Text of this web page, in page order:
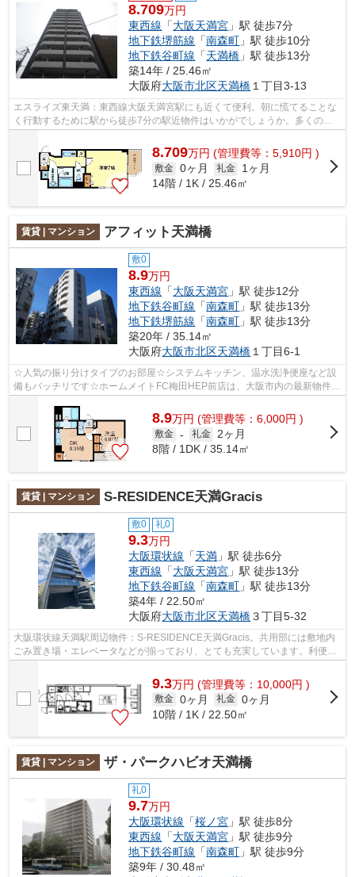
8.709万円
東西線 「大阪天満宮 」駅 徒歩7分
地下鉄堺筋線 「南森町 」駅 徒歩10分
地下鉄谷町線 「天満橋 」駅 徒歩13分
築14年 / 25.46㎡
大阪府大阪市北区天満橋 １丁目3-13
エスライズ東天満：東西線大阪天満宮駅にも近くて便利。朝に慌てることな
く行動するために駅から徒歩7分の駅近物件はいかがでしょうか。多くの方
がこだわる、陽の当りが良好で快適な物...
8.709万円 (管理費等：5,910円 )
敷金 0ヶ月 礼金
1ヶ月
14階 / 1K / 25.46㎡
賃貸 | マンション アフィット天満橋
敷0
8.9万円
東西線 「大阪天満宮 」駅 徒歩12分
地下鉄谷町線 「南森町 」駅 徒歩13分
地下鉄堺筋線 「南森町 」駅 徒歩13分
築20年 / 35.14㎡
大阪府大阪市北区天満橋 １丁目6-1
☆人気の振り分けタイプのお部屋☆システムキッチン、温水洗浄便座など設
備もバッチリです☆ホームメイトFC梅田HEP前店は、大阪市内の最新物件情
報を網羅しております。地域密着のホーム...
8.9万円 (管理費等：6,000円 )
敷金 - 礼金
2ヶ月
8階 / 1DK / 35.14㎡
賃貸 | マンション S-RESIDENCE天満Gracis
敷0 礼0
9.3万円
大阪環状線 「天満 」駅 徒歩6分
東西線 「大阪天満宮 」駅 徒歩13分
地下鉄谷町線 「南森町 」駅 徒歩13分
築4年 / 22.50㎡
大阪府大阪市北区天満橋３丁目5-32
大阪環状線天満駅周辺物件：S-RESIDENCE天満Gracis。共用部には敷地内
ごみ置き場・エレベータなどが揃っており、とても充実しています。利便性
9.3万円 (管理費等：10,000円 )
敷金 0ヶ月 礼金 0ヶ月
10階 / 1K / 22.50㎡
賃貸 | マンション ザ・パークハビオ天満橋
礼0
9.7万円
大阪環状線 「桜ノ宮 」駅 徒歩8分
東西線 「大阪天満宮 」駅 徒歩9分
地下鉄谷町線 「南森町 」駅 徒歩9分
築9年 / 30.48㎡